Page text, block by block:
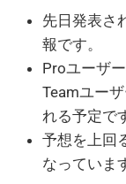
先日発表さ
報です。
Proユーザ
Teamユー
れる予定で
予想を上回
なっていま